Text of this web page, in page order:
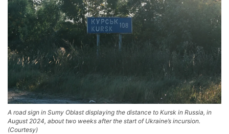
A road sign in Sumy Oblast displaying the distance to Kursk in Russia, in
August 2024, about two weeks after the start of Ukraine’s incursion.
(Courtesy)